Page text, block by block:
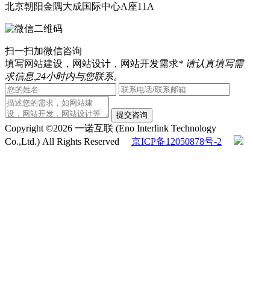
北京朝阳金隅大成国际中心A座11A
扫一扫加微信咨询
填写网站建设，网站设计，网站开发需求* 请认真填写需
求信息,24小时内与您联系。
提交咨询
Copyright ©2026 一诺互联 (Eno Interlink Technology
Co.,Ltd.) All Rights Reserved 京ICP备12050878号-2